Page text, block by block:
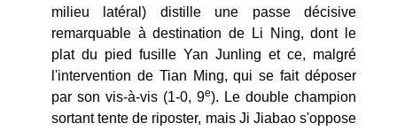
milieu latéral) distille une passe décisive
remarquable à destination de Li Ning, dont le
plat du pied fusille Yan Junling et ce, malgré
l'intervention de Tian Ming, qui se fait déposer
par son vis-à-vis (1-0, 9e). Le double champion
sortant tente de riposter, mais Ji Jiabao s'oppose